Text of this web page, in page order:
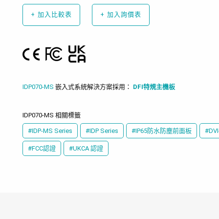
+ 加入比較表 + 加入詢價表
IDP070-MS 嵌入式系統解決方案採用： DFI特規主機板
IDP070-MS 相關標籤
#IDP-MS Series #IDP Series #IP65防水防塵前面板
#FCC認證 #UKCA 認證